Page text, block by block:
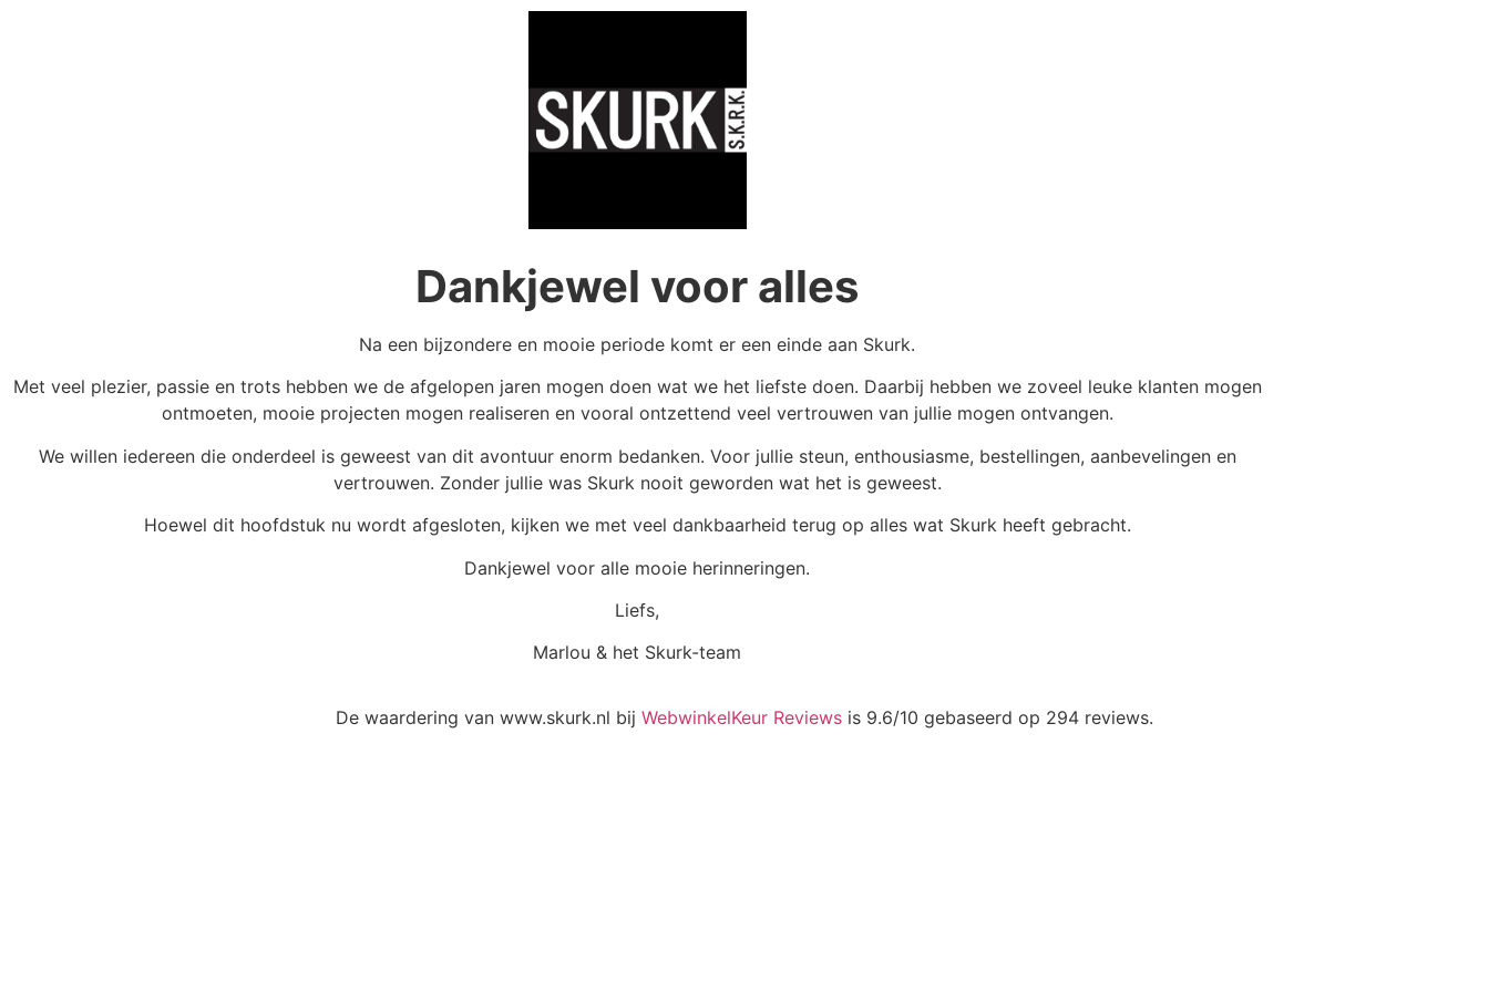
Dankjewel voor alles
Na een bijzondere en mooie periode komt er een einde aan Skurk.
Met veel plezier, passie en trots hebben we de afgelopen jaren mogen doen wat we het liefste doen. Daarbij hebben we zoveel leuke klanten mogen
ontmoeten, mooie projecten mogen realiseren en vooral ontzettend veel vertrouwen van jullie mogen ontvangen.
We willen iedereen die onderdeel is geweest van dit avontuur enorm bedanken. Voor jullie steun, enthousiasme, bestellingen, aanbevelingen en
vertrouwen. Zonder jullie was Skurk nooit geworden wat het is geweest.
Hoewel dit hoofdstuk nu wordt afgesloten, kijken we met veel dankbaarheid terug op alles wat Skurk heeft gebracht.
Dankjewel voor alle mooie herinneringen.
Liefs,
Marlou & het Skurk-team
De waardering van www.skurk.nl bij WebwinkelKeur Reviews is 9.6/10 gebaseerd op 294 reviews.